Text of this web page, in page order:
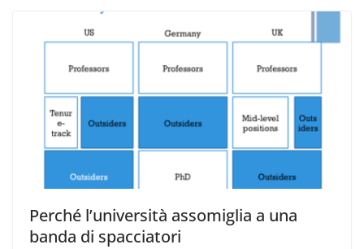
Perché l’università assomiglia a una
banda di spacciatori